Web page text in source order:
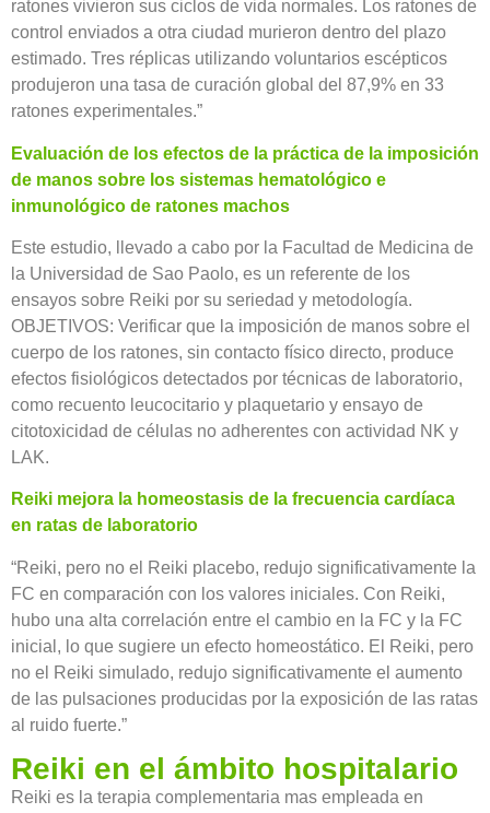
ratones vivieron sus ciclos de vida normales. Los ratones de
control enviados a otra ciudad murieron dentro del plazo
estimado. Tres réplicas utilizando voluntarios escépticos
produjeron una tasa de curación global del 87,9% en 33
ratones experimentales.”
Evaluación de los efectos de la práctica de la imposición
de manos sobre los sistemas hematológico e
inmunológico de ratones machos
Este estudio, llevado a cabo por la Facultad de Medicina de
la Universidad de Sao Paolo, es un referente de los
ensayos sobre Reiki por su seriedad y metodología.
OBJETIVOS: Verificar que la imposición de manos sobre el
cuerpo de los ratones, sin contacto físico directo, produce
efectos fisiológicos detectados por técnicas de laboratorio,
como recuento leucocitario y plaquetario y ensayo de
citotoxicidad de células no adherentes con actividad NK y
LAK.
Reiki mejora la homeostasis de la frecuencia cardíaca
en ratas de laboratorio
“Reiki, pero no el Reiki placebo, redujo significativamente la
FC en comparación con los valores iniciales. Con Reiki,
hubo una alta correlación entre el cambio en la FC y la FC
inicial, lo que sugiere un efecto homeostático. El Reiki, pero
no el Reiki simulado, redujo significativamente el aumento
de las pulsaciones producidas por la exposición de las ratas
al ruido fuerte.”
Reiki en el ámbito hospitalario
Reiki es la terapia complementaria mas empleada en